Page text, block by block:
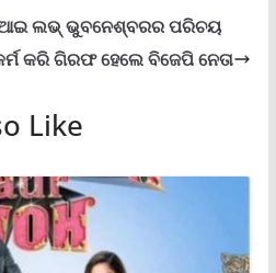
ଆଇ ଲଭ୍ ଭୁବନେଶ୍ବରର ପରିଚୟ
କରି ଗିରଫ ହେଲେ ବିଜେପି ନେତା
Like